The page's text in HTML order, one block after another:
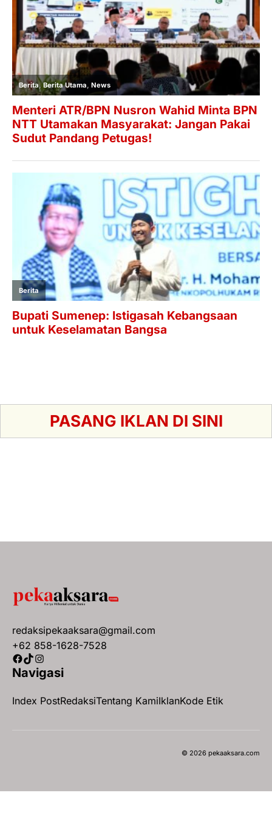
PASANG IKLAN DI SINI
redaksipekaaksara@gmail.com
+62 858-1628-7528
Facebook
TikTok
Instagram
Navigasi
Index PostRedaksiTentang KamiIklanKode Etik
© 2026 pekaaksara.com